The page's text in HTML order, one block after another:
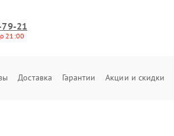
79-21
21:00
Доставка Гарантии Акции и скидки